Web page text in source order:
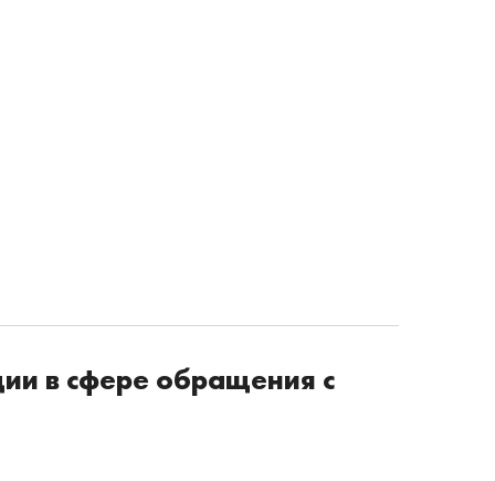
в сфере обращения с